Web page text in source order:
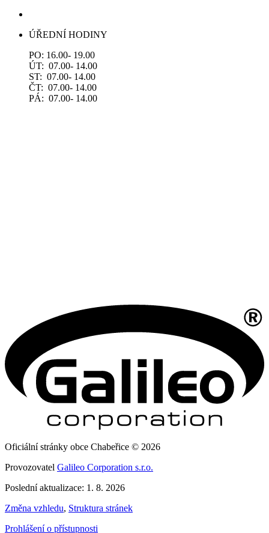
ÚŘEDNÍ HODINY
PO: 16.00- 19.00
ÚT: 07.00- 14.00
ST: 07.00- 14.00
ČT: 07.00- 14.00
PÁ: 07.00- 14.00
Oficiální stránky obce Chabeřice © 2026
Provozovatel Galileo Corporation s.r.o.
Poslední aktualizace: 1. 8. 2026
Změna vzhledu, Struktura stránek
Prohlášení o přístupnosti